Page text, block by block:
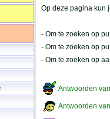
Op deze pagina kun
- Om te zoeken op
- Om te zoeken op
- Om te zoeken op
Antwoorden
Antwoorden